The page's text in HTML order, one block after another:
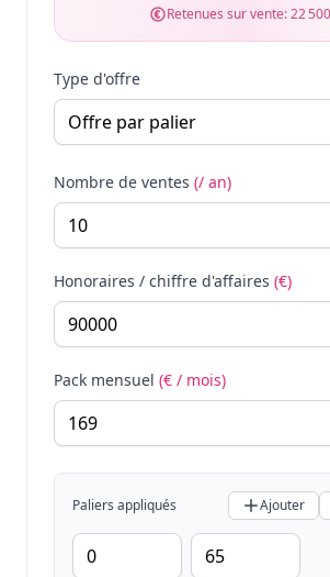
Retenues sur vente:22
Type d'offre
Nombre de ventes (/ an)
Honoraires / chiffre d'affaires (€)
Pack mensuel (€ / mois)
Paliers appliqués Ajouter